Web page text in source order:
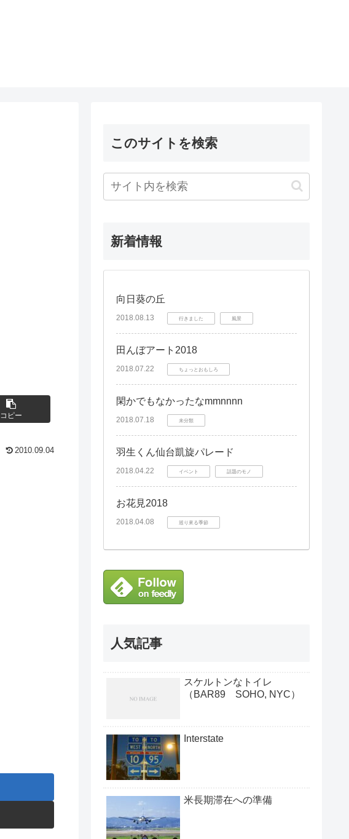
コピー
2010.09.04
このサイトを検索
新着情報
向日葵の丘
2018.08.13 行きました 風景
田んぼアート2018
2018.07.22 ちょっとおもしろ
閑かでもなかったなmmnnnn
2018.07.18 未分類
羽生くん仙台凱旋パレード
2018.04.22 イベント 話題のモノ
お花見2018
2018.04.08 巡り來る季節
人気記事
スケルトンなトイレ
（BAR89 SOHO, NYC）
Interstate
米長期滞在への準備